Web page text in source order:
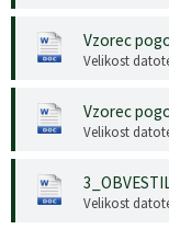
Vzorec
Velikost
Vzorec
Velikost
Velikost